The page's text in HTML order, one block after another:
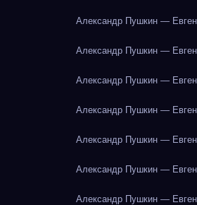
Александр Пушкин —
Александр Пушкин —
Александр Пушкин —
Александр Пушкин —
Александр Пушкин —
Александр Пушкин —
Александр Пушкин —